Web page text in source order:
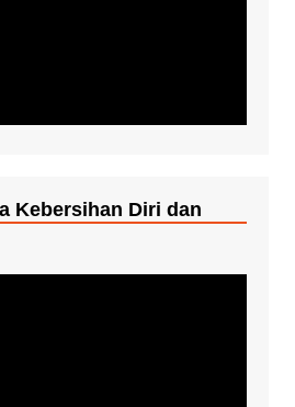
Kebersihan Diri dan